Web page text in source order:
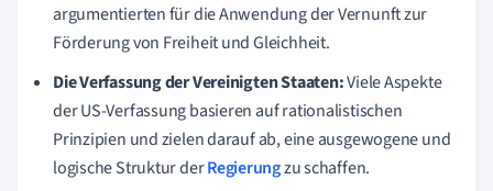
argumentierten für die Anwendung der Vernunft zur
Förderung von Freiheit und Gleichheit.
Die Verfassung der Vereinigten Staaten:Viele Aspekte
der US-Verfassung basieren auf rationalistischen
Prinzipien und zielen darauf ab, eine ausgewogene und
logische Struktur derRegierungzu schaffen.